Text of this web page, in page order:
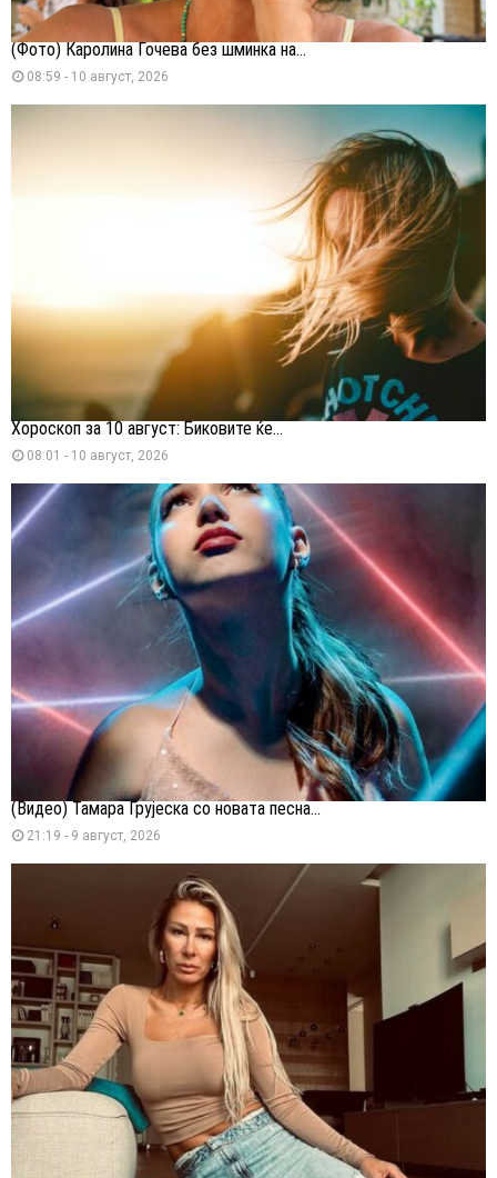
(Фото) Каролина Гочева без шминка на...
08:59 - 10 август, 2026
Хороскоп за 10 август: Биковите ќе...
08:01 - 10 август, 2026
(Видео) Тамара Грујеска со новата песна...
21:19 - 9 август, 2026